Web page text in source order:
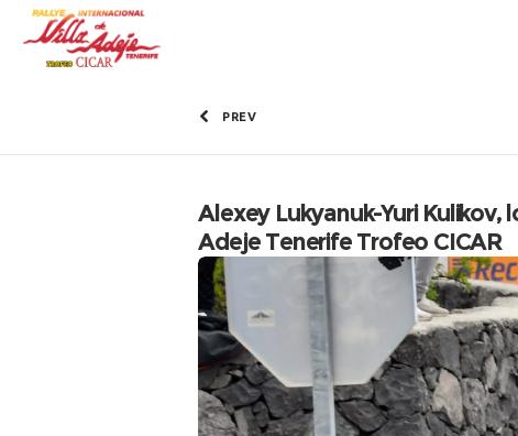
PREV
Alexey Lukyanuk-Yuri Kulikov,
Adeje Tenerife Trofeo CICAR